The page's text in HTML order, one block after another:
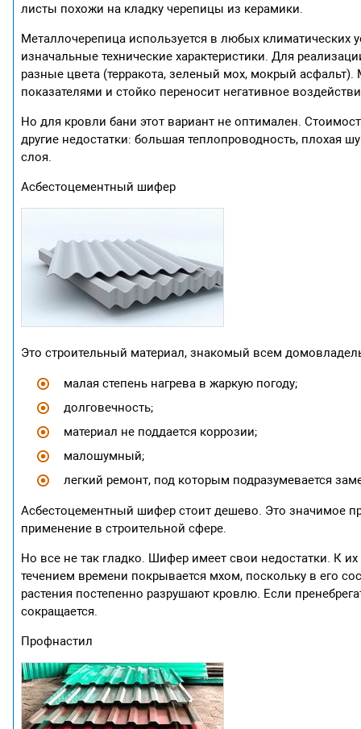
листы похожи на кладку черепицы из керамики.
Металлочерепица используется в любых
изначальные технические характеристики. Для
разные цвета (терракота, зеленый мох, мокрый
показателями и стойко переносит негативное
Но для кровли бани этот вариант не оптимален.
другие недостатки: большая теплопроводность, плохая
слоя.
Асбестоцементный шифер
Это строительный материал, знакомый всем
малая степень нагрева в жаркую погоду;
долговечность;
материал не поддается коррозии;
малошумный;
легкий ремонт, под которым подразумевается
Асбестоцементный шифер стоит дешево. Это значимое
применение в строительной сфере.
Но все не так гладко. Шифер имеет свои недостатки. К
течением времени покрывается мхом, поскольку в его
растения постепенно разрушают кровлю. Если
сокращается.
Профнастил